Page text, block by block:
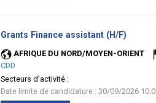
Grants Finance assistant (H/F)
AFRIQUE DU NORD/MOYEN-ORIENT
CDD
Secteurs d'activité :
Date limite de candidature : 30/09/2026